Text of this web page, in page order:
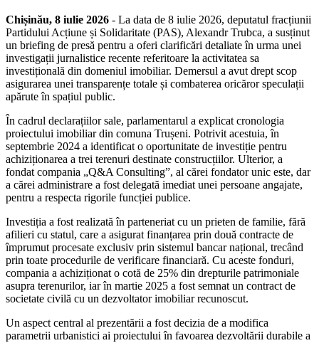
Chișinău, 8 iulie 2026 - La data de 8 iulie 2026, deputatul fracțiunii
Partidului Acțiune și Solidaritate (PAS), Alexandr Trubca, a susținut
un briefing de presă pentru a oferi clarificări detaliate în urma unei
investigații jurnalistice recente referitoare la activitatea sa
investițională din domeniul imobiliar. Demersul a avut drept scop
asigurarea unei transparențe totale și combaterea oricăror speculații
apărute în spațiul public.
În cadrul declarațiilor sale, parlamentarul a explicat cronologia
proiectului imobiliar din comuna Trușeni. Potrivit acestuia, în
septembrie 2024 a identificat o oportunitate de investiție pentru
achiziționarea a trei terenuri destinate construcțiilor. Ulterior, a
fondat compania „Q&A Consulting”, al cărei fondator unic este, dar
a cărei administrare a fost delegată imediat unei persoane angajate,
pentru a respecta rigorile funcției publice.
Investiția a fost realizată în parteneriat cu un prieten de familie, fără
afilieri cu statul, care a asigurat finanțarea prin două contracte de
împrumut procesate exclusiv prin sistemul bancar național, trecând
prin toate procedurile de verificare financiară. Cu aceste fonduri,
compania a achiziționat o cotă de 25% din drepturile patrimoniale
asupra terenurilor, iar în martie 2025 a fost semnat un contract de
societate civilă cu un dezvoltator imobiliar recunoscut.
Un aspect central al prezentării a fost decizia de a modifica
parametrii urbanistici ai proiectului în favoarea dezvoltării durabile a